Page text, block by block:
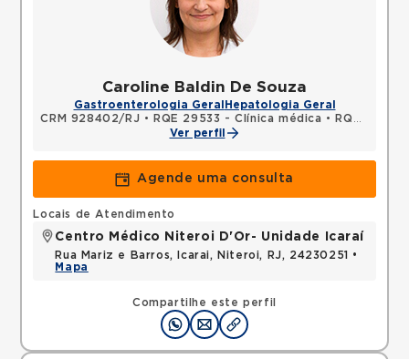
Caroline Baldin De Souza
Gastroenterologia Geral Hepatologia Geral
CRM 928402/RJ • RQE 29533 - Clínica médica •
RQE 29534 - Gastroenterologia
Ver perfil
Agende uma consulta
Compartilhe este perfil
Locais de Atendimento
Centro Médico Niteroi D'Or- Unidade Icaraí
Rua Mariz e Barros, Icarai, Niteroi, RJ, 24230251 •
Mapa